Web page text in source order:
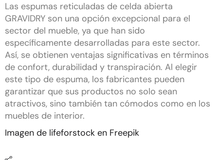
Las espumas reticuladas de celda abierta
GRAVIDRY son una opción excepcional para el
sector del mueble, ya que han sido
específicamente desarrolladas para este sector.
Así, se obtienen ventajas significativas en términos
de confort, durabilidad y transpiración. Al elegir
este tipo de espuma, los fabricantes pueden
garantizar que sus productos no solo sean
atractivos, sino también tan cómodos como en los
muebles de interior.
Imagen de lifeforstock en Freepik